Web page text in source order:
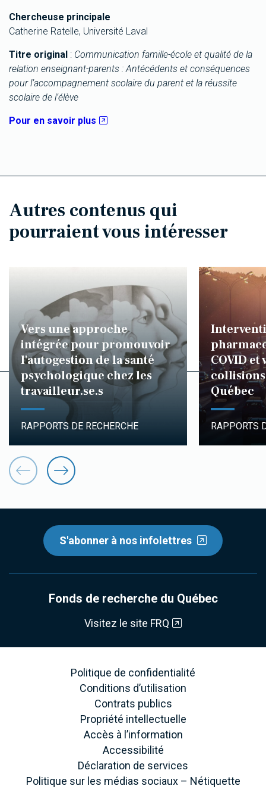
Chercheuse principale
Catherine Ratelle, Université Laval
Titre original : Communication famille-école et qualité de la
relation enseignant-parents : Antécédents et conséquences
pour l’accompagnement scolaire du parent et la réussite
scolaire de l’élève
Pour en savoir plus
Autres contenus qui
pourraient vous intéresser
Vers une approche
intégrée pour promouvoir
l'autogestion de la santé
psychologique chez les
travailleur.se.s
RAPPORTS DE RECHERCHE
COVID et
Québec
RAPPORTS
S'abonner à nos infolettres
Fonds de recherche du Québec
Visitez le site FRQ
Politique de confidentialité
Conditions d’utilisation
Contrats publics
Propriété intellectuelle
Accès à l’information
Accessibilité
Déclaration de services
Politique sur les médias sociaux – Nétiquette